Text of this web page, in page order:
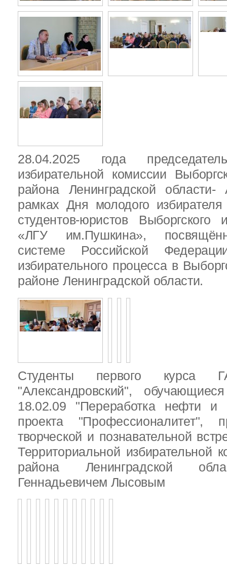
28.04.2025 года
избирательной комиссии
района Ленинградской
рамках Дня молодого
студентов-юристов Выборгского
«ЛГУ им.Пушкина»,
системе Российской
избирательного процесса в
районе Ленинградской области.
Студенты первого
"Александровский",
18.02.09 "Переработка нефти и
проекта "Профессионалитет",
творческой и познавательной
Территориальной избирательной
района Ленинградской
Геннадьевичем Лысовым